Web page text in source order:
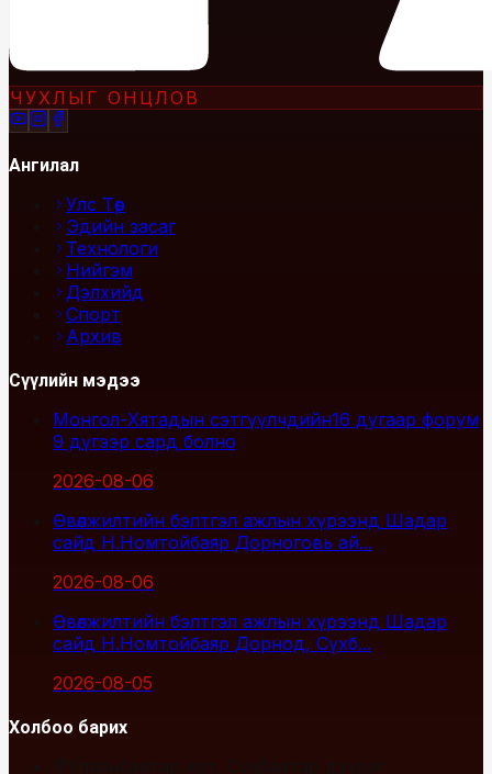
ЧУХЛЫГ ОНЦЛОВ
Ангилал
Улс Төр
Эдийн засаг
Технологи
Нийгэм
Дэлхийд
Спорт
Архив
Сүүлийн мэдээ
Монгол-Хятадын сэтгүүлчдийн16 дугаар форум
9 дүгээр сард болно
2026-08-06
Өвөлжилтийн бэлтгэл ажлын хүрээнд Шадар
сайд Н.Номтойбаяр Дорноговь ай...
2026-08-06
Өвөлжилтийн бэлтгэл ажлын хүрээнд Шадар
сайд Н.Номтойбаяр Дорнод, Сүхб...
2026-08-05
Холбоо барих